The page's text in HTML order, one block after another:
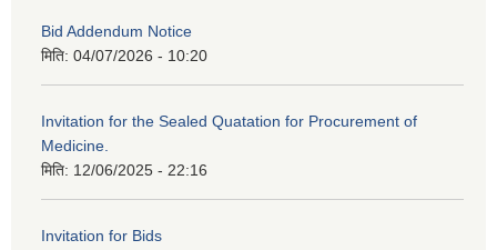
Bid Addendum Notice
मिति: 04/07/2026 - 10:20
Invitation for the Sealed Quatation for Procurement of
Medicine.
मिति: 12/06/2025 - 22:16
Invitation for Bids